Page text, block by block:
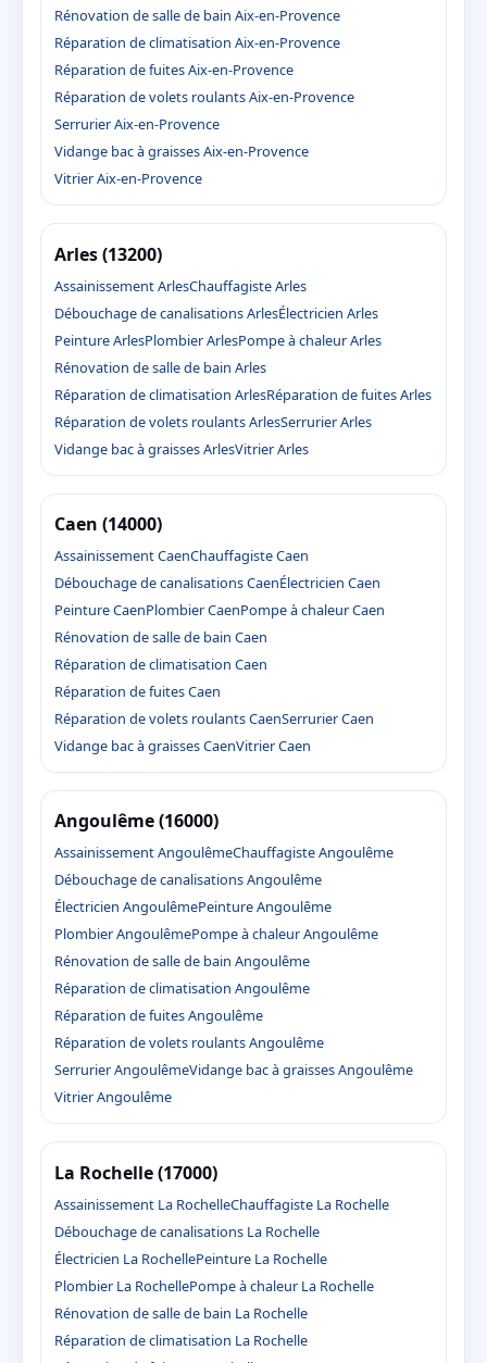
Rénovation de salle de bain Aix-en-Provence
Réparation de climatisation Aix-en-Provence
Réparation de fuites Aix-en-Provence
Réparation de volets roulants Aix-en-Provence
Serrurier Aix-en-Provence
Vidange bac à graisses Aix-en-Provence
Vitrier Aix-en-Provence
Arles (13200)
Assainissement ArlesChauffagiste Arles
Débouchage de canalisations ArlesÉlectricien Arles
Peinture ArlesPlombier ArlesPompe à chaleur Arles
Rénovation de salle de bain Arles
Réparation de climatisation ArlesRéparation de fuites Arles
Réparation de volets roulants ArlesSerrurier Arles
Vidange bac à graisses ArlesVitrier Arles
Caen (14000)
Assainissement CaenChauffagiste Caen
Débouchage de canalisations CaenÉlectricien Caen
Peinture CaenPlombier CaenPompe à chaleur Caen
Rénovation de salle de bain Caen
Réparation de climatisation Caen
Réparation de fuites Caen
Réparation de volets roulants CaenSerrurier Caen
Vidange bac à graisses CaenVitrier Caen
Angoulême (16000)
Assainissement AngoulêmeChauffagiste Angoulême
Débouchage de canalisations Angoulême
Électricien AngoulêmePeinture Angoulême
Plombier AngoulêmePompe à chaleur Angoulême
Rénovation de salle de bain Angoulême
Réparation de climatisation Angoulême
Réparation de fuites Angoulême
Réparation de volets roulants Angoulême
Serrurier AngoulêmeVidange bac à graisses Angoulême
Vitrier Angoulême
La Rochelle (17000)
Assainissement La RochelleChauffagiste La Rochelle
Débouchage de canalisations La Rochelle
Électricien La RochellePeinture La Rochelle
Plombier La RochellePompe à chaleur La Rochelle
Rénovation de salle de bain La Rochelle
Réparation de climatisation La Rochelle